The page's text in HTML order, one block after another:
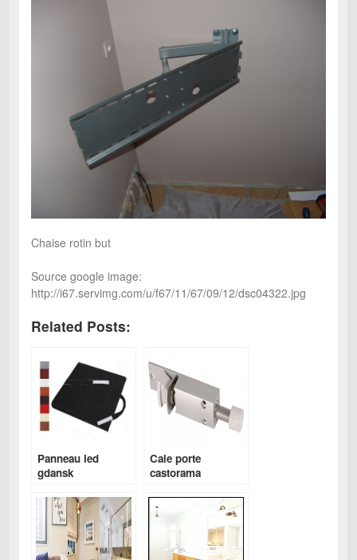
Chaise rotin but
Source google image:
http://i67.servimg.com/u/f67/11/67/09/12/dsc04322.jpg
Related Posts:
Panneau led
gdansk
Cale porte
castorama